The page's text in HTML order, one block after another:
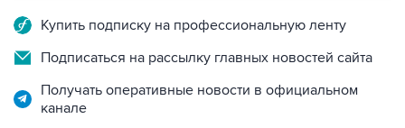
Купить подписку на профессиональную ленту
Подписаться на рассылку главных новостей сайта
Получать оперативные новости в официальном
канале